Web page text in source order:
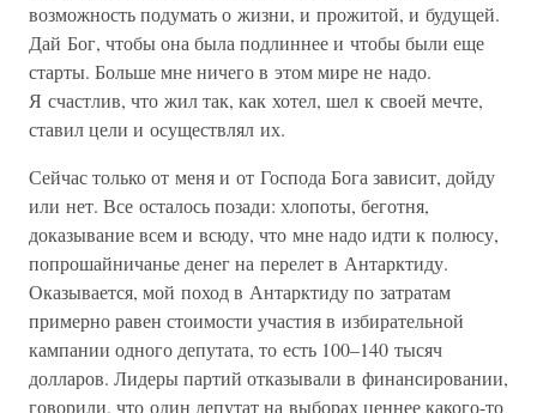
возможность подумать о жизни, и прожитой, и будущей.
Дай Бог, чтобы она была подлиннее и чтобы были еще
старты. Больше мне ничего в этом мире не надо.
Я счастлив, что жил так, как хотел, шел к своей мечте,
ставил цели и осуществлял их.
Сейчас только от меня и от Господа Бога зависит, дойду
или нет. Все осталось позади: хлопоты, беготня,
доказывание всем и всюду, что мне надо идти к полюсу,
попрошайничанье денег на перелет в Антарктиду.
Оказывается, мой поход в Антарктиду по затратам
примерно равен стоимости участия в избирательной
кампании одного депутата, то есть 100–140 тысяч
долларов. Лидеры партий отказывали в финансировании,
говорили, что один депутат на выборах ценнее какого-то